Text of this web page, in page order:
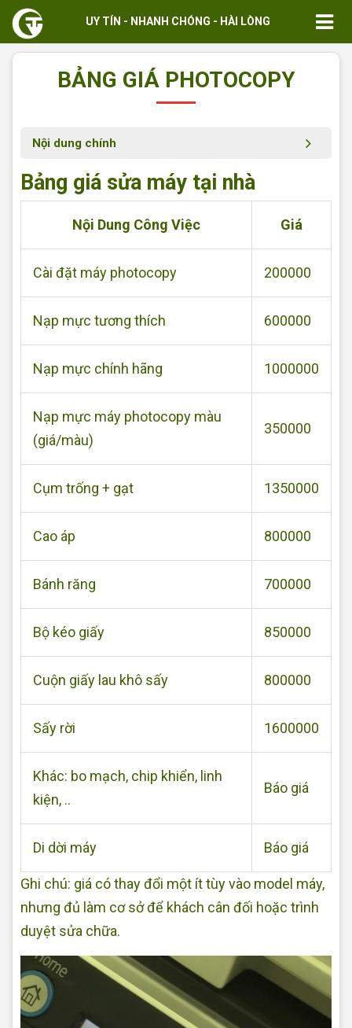
UY TÍN - NHANH CHÓNG - HÀI LÒNG
BẢNG GIÁ PHOTOCOPY
Nội dung chính
Bảng giá sửa máy tại nhà
Nội Dung Công Việc Giá
Cài đặt máy photocopy 200000
Nạp mực tương thích 600000
Nạp mực chính hãng 1000000
Nạp mực máy photocopy màu
(giá/màu)
350000
Cụm trống + gạt 1350000
Cao áp 800000
Bánh răng 700000
Bộ kéo giấy 850000
Cuộn giấy lau khô sấy 800000
Sấy rời 1600000
Khác: bo mạch, chip khiển, linh
kiện, ..
Báo giá
Di dời máy Báo giá
Ghi chú: giá có thay đổi một ít tùy vào model máy,
nhưng đủ làm cơ sở để khách cân đối hoặc trình
duyệt sửa chữa.